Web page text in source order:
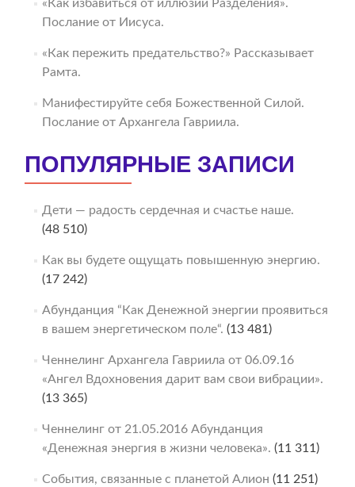
«Как избавиться от иллюзии Разделения».
Послание от Иисуса.
«Как пережить предательство?» Рассказывает
Рамта.
Манифестируйте себя Божественной Силой.
Послание от Архангела Гавриила.
ПОПУЛЯРНЫЕ ЗАПИСИ
Дети — радость сердечная и счастье наше.
(48 510)
Как вы будете ощущать повышенную энергию.
(17 242)
Абунданция “Как Денежной энергии проявиться
в вашем энергетическом поле“. (13 481)
Ченнелинг Архангела Гавриила от 06.09.16
«Ангел Вдохновения дарит вам свои вибрации».
(13 365)
Ченнелинг от 21.05.2016 Абунданция
«Денежная энергия в жизни человека». (11 311)
События, связанные с планетой Алион (11 251)